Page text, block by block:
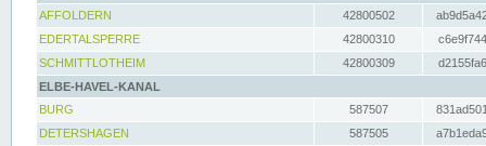
AFFOLDERN
42800502
EDERTALSPERRE
42800310
SCHMITTLOTHEIM
42800309
ELBE-HAVEL-KANAL
BURG
587507
DETERSHAGEN
587505